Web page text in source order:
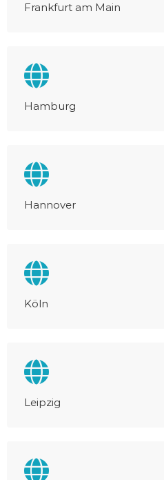
Frankfurt am Main
Hamburg
Hannover
Köln
Leipzig